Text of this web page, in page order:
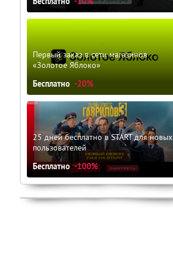
Первый заказ в сети магазинов
«Золотое Яблоко»
Бесплатно -20%
25 дней бесплатно в START для новых
пользователей
Бесплатно -100%